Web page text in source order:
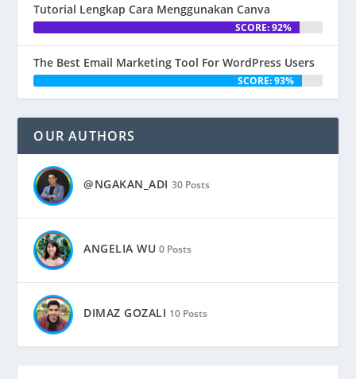
Tutorial Lengkap Cara Menggunakan Canva
SCORE: 92%
The Best Email Marketing Tool For WordPress Users
SCORE: 93%
OUR AUTHORS
@NGAKAN_ADI 30 Posts
ANGELIA WU 0 Posts
DIMAZ GOZALI 10 Posts